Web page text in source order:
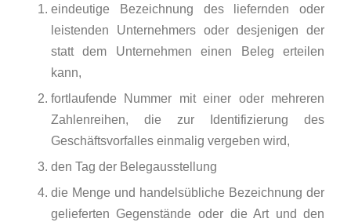
eindeutige Bezeichnung des liefernden oder
leistenden Unternehmers oder desjenigen der
statt dem Unternehmen einen Beleg erteilen
kann,
fortlaufende Nummer mit einer oder mehreren
Zahlenreihen, die zur Identifizierung des
Geschäftsvorfalles einmalig vergeben wird,
den Tag der Belegausstellung
die Menge und handelsübliche Bezeichnung der
gelieferten Gegenstände oder die Art und den